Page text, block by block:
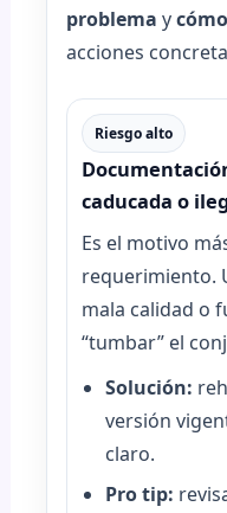
problema y
acciones
Riesgo alto
caducada o
Es el motivo
requerimiento.
mala calidad o
“tumbar” el
Solución:
versión
claro.
Pro tip: